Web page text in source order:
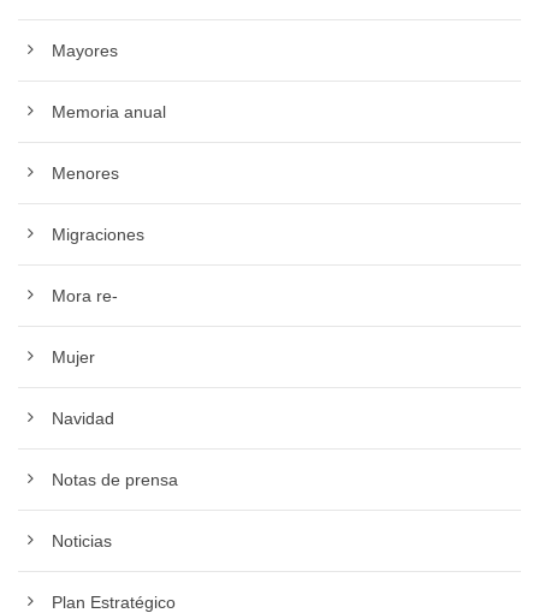
Mayores
Memoria anual
Menores
Migraciones
Mora re-
Mujer
Navidad
Notas de prensa
Noticias
Plan Estratégico